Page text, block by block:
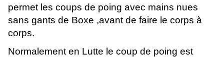
permet les coups de poing avec mains nues
sans gants de Boxe ,avant de faire le corps à
corps.
Normalement en Lutte le coup de poing est